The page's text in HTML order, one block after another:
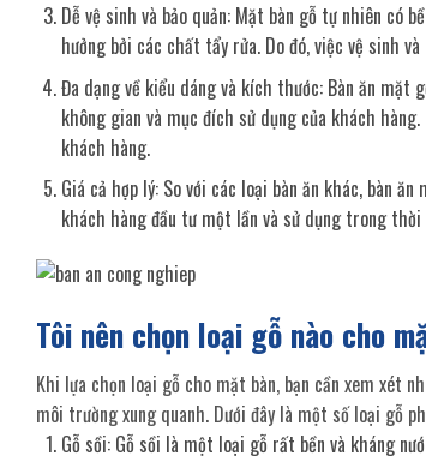
Dễ vệ sinh và bảo quản: Mặt bàn gỗ tự nhiên có
hưởng bởi các chất tẩy rửa. Do đó, việc vệ sinh
Đa dạng về kiểu dáng và kích thước: Bàn ăn mặt
không gian và mục đích sử dụng của khách
khách hàng.
Giá cả hợp lý: So với các loại bàn ăn khác, bàn
khách hàng đầu tư một lần và sử dụng trong
Tôi nên chọn loại gỗ nào cho
Khi lựa chọn loại gỗ cho mặt bàn, bạn cần xem xét
môi trường xung quanh. Dưới đây là một số loại gỗ
Gỗ sồi: Gỗ sồi là một loại gỗ rất bền và kháng